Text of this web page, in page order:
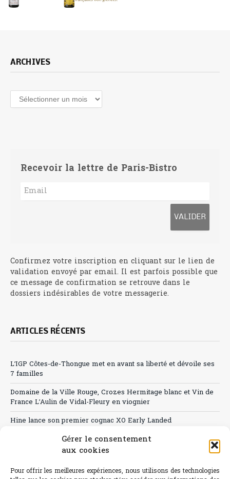
Gérer le consentement
aux cookies
Pour offrir les meilleures expériences, nous utilisons des technologies
ARCHIVES
Archives
Recevoir la lettre de Paris-Bistro
Confirmez votre inscription en cliquant sur le lien de
validation envoyé par email. Il est parfois possible que
ce message de confirmation se retrouve dans le
dossiers indésirables de votre messagerie.
ARTICLES RÉCENTS
L’IGP Côtes-de-Thongue met en avant sa liberté et dévoile ses
7 familles
Domaine de la Ville Rouge, Crozes Hermitage blanc et Vin de
France L’Aulin de Vidal-Fleury en viognier
Hine lance son premier cognac XO Early Landed
Canicule : A quand le CHR à « l’heure espagnole » ?
Sélection de rosés 2026